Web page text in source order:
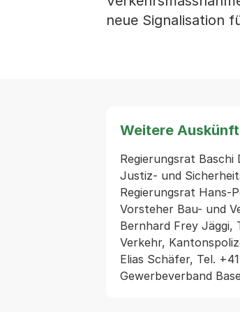
neue Signalisation
Weitere
Regierungsrat
Justiz- und
Regierungsrat Hans-
Vorsteher Bau- und
Bernhard Frey Jäggi,
Verkehr,
Elias Schäfer, Tel.
Gewerbeverband